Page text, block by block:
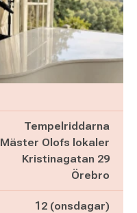
Tempelriddarna
Mäster Olofs lokaler
Kristinagatan 29
Örebro
12 (onsdagar)